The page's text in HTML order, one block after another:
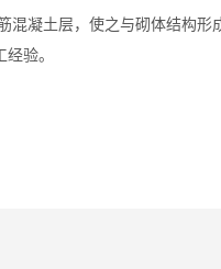
混凝土层，使之与砌体结构
验。